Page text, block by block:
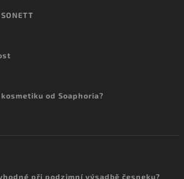
od Soaphoria?
při podzimní výsadbě česneku?